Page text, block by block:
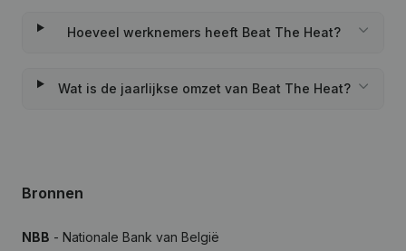
Hoeveel werknemers heeft Beat The Heat?
Wat is de jaarlijkse omzet van Beat The Heat?
Bronnen
NBB - Nationale Bank van België